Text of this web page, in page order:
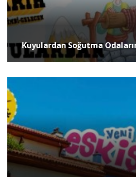
Kuyulardan Soğutma